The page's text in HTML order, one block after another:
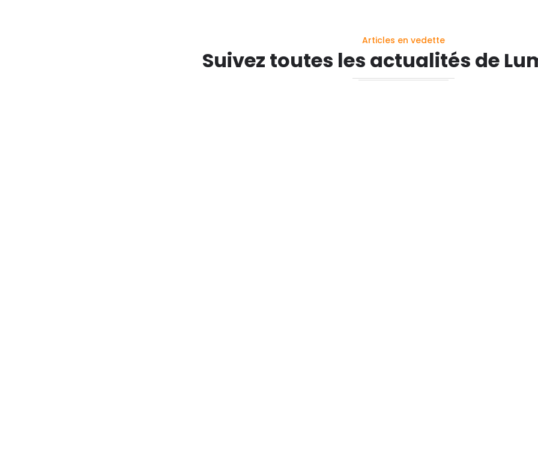
Articles en vedette
Suivez toutes les actualités de